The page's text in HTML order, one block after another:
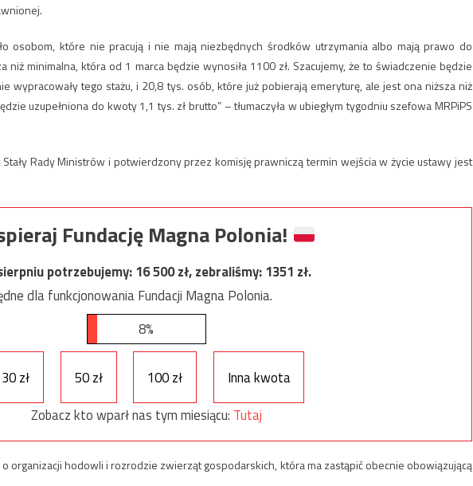
osobom, które nie pracują i nie mają niezbędnych środków utrzymania albo mają prawo do
niż minimalna, która od 1 marca będzie wynosiła 1100 zł. Szacujemy, że to świadczenie będzie
wypracowały tego stażu, i 20,8 tys. osób, które już pobierają emeryturę, ale jest ona niższa niż
uzupełniona do kwoty 1,1 tys. zł brutto” – tłumaczyła w ubiegłym tygodniu szefowa MRPiPS
Rady Ministrów i potwierdzony przez komisję prawniczą termin wejścia w życie ustawy jest
Fundację Magna Polonia!
potrzebujemy:16 500zł, zebraliśmy:1351 zł.
dla funkcjonowania Fundacji Magna Polonia.
8%
30 zł 50 zł 100 zł
Inna kwota
Zobacz kto wparł nas tym miesiącu: Tutaj
organizacji hodowli i rozrodzie zwierząt gospodarskich, która ma zastąpić obecnie obowiązującą